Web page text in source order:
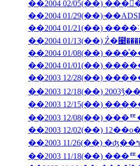
��2004 01/29(��)
��2004 01/13(��)
��2004 01/08(��)
��2003 12/28(��)
��2003 12/02(��)